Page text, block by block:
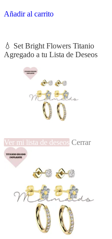
original
era:
Añadir al carrito
💧 Set Bright Flowers Titanio
Agregado a tu Lista de Deseos
Ver mi lista de deseos Cerrar